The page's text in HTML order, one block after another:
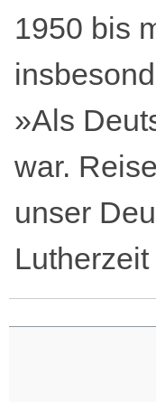
1950 bis
»Als
war.
unser